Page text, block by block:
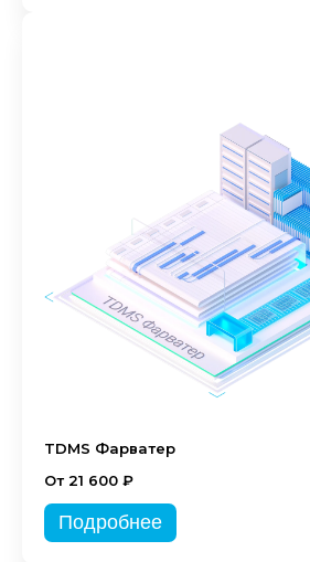
TDMS Фарватер
От 21 600 ₽
Подробнее